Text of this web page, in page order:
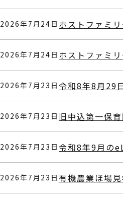
2026年7月24日 ホストファミ
2026年7月24日 ホストファミ
2026年7月23日令和8年8月29
2026年7月23日 旧中込第一保
2026年7月23日令和8年9月の
2026年7月23日 有機農業ほ場